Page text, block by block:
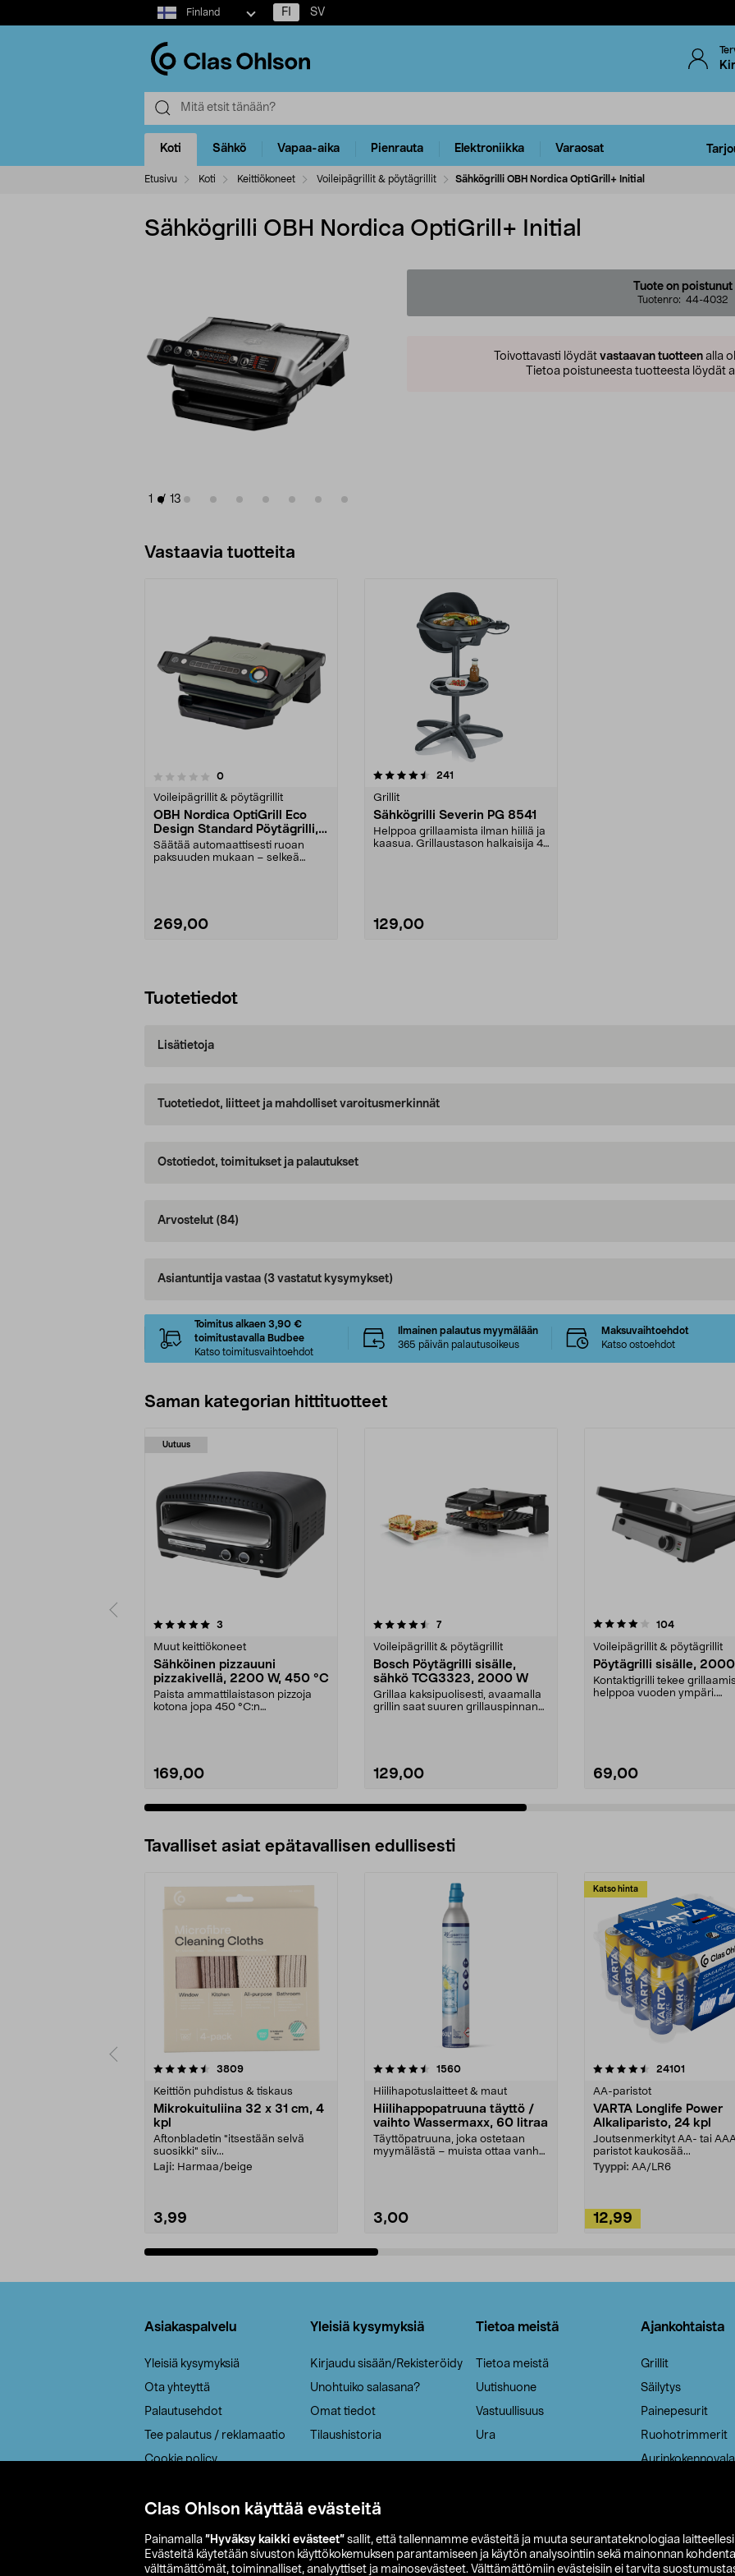
Clas Ohlson käyttää evästeitä
Painamalla ”Hyväksy kaikki evästeet” sallit, että tallennamme evästeitä ja muuta seurantateknologiaa laitteellesi
Evästeitä käytetään sivuston käyttökokemuksen parantamiseen ja käytön analysointiin sekä mainonnan
välttämättömät, toiminnalliset, analyyttiset ja mainosevästeet. Välttämättömiin evästeisiin ei tarvita
Select
market
Finland FI SV
Koti Sähkö Vapaa-aika Pienrauta Elektroniikka Varaosat
Etusivu Koti Keittiökoneet Voileipägrillit & pöytägrillit Sähkögrilli OBH Nordica OptiGrill+ Initial
Sähkögrilli OBH Nordica OptiGrill+ Initial
1 / 13
Tuote on poistunut
Tuotenro: 44-4032
Toivottavasti löydät vastaavan tuotteen alla
Tietoa poistuneesta tuotteesta löydät
Vastaavia tuotteita
0arvostelut
Voileipägrillit & pöytägrillit
OBH Nordica OptiGrill Eco
Design Standard Pöytägrilli,
GO71ELN0
Säätää automaattisesti ruoan
paksuuden mukaan – selkeä
269,00
4.5viidestä
241
Grillit
Sähkögrilli Severin PG 8541
Helppoa grillaamista ilman hiiliä ja
kaasua. Grillaustason halkaisija 41
129,00
Tuotetiedot
Lisätietoja
Tuotetiedot, liitteet ja mahdolliset varoitusmerkinnät
Ostotiedot, toimitukset ja palautukset
Arvostelut (84)
Asiantuntija vastaa (3 vastatut kysymykset)
Toimitus alkaen 3,90 €
toimitustavalla Budbee
Katso toimitusvaihtoehdot
Ilmainen palautus myymälään
365 päivän palautusoikeus
Maksuvaihtoehdot
Katso ostoehdot
Saman kategorian hittituotteet
Uutuus
3
Muut keittiökoneet
Sähköinen pizzauuni
pizzakivellä, 2200 W, 450 °C
Paista ammattilaistason pizzoja
kotona jopa 450 °C:n
169,00
4.5 viidestä
7arvostelut
Voileipägrillit & pöytägrillit
Bosch Pöytägrilli sisälle,
sähkö TCG3323, 2000 W
Grillaa kaksipuolisesti, avaamalla
grillin saat suuren grillauspinnan
129,00
4.0 viidestä
104arvostelut
Voileipägrillit & pöytägrillit
Pöytägrilli sisälle,
Kontaktigrilli tekee
helppoa vuoden ympäri.
69,00
4.0 viidestä
Tavalliset asiat epätavallisen edullisesti
3809arvostelut
Keittiön puhdistus & tiskaus
Mikrokuituliina 32 x 31 cm, 4
kpl
Aftonbladetin "itsestään selvä
suosikki" siiv...
Laji: Harmaa/beige
3,99
4.5viidestä
1560arvostelut
Hiilihapotuslaitteet & maut
Hiilihappopatruuna täyttö /
vaihto Wassermaxx, 60 litraa
Täyttöpatruuna, joka ostetaan
myymälästä – muista ottaa vanha
3,00
Katso hinta
4.5viidestä
24101
AA-paristot
VARTA Longlife Power
Alkaliparisto, 24 kpl
Joutsenmerkityt AA- tai
paristot kaukosää...
Tyyppi: AA/LR6
12,99
4.5viidestä
Asiakaspalvelu
Yleisiä kysymyksiä
Ota yhteyttä
Palautusehdot
Tee palautus / reklamaatio
Cookie policy
Saavutettavuus
Yleisiä kysymyksiä
Kirjaudu sisään/Rekisteröidy
Unohtuiko salasana?
Omat tiedot
Tilaushistoria
Tietoa meistä
Tietoa meistä
Uutishuone
Vastuullisuus
Ura
Ajankohtaista
Grillit
Säilytys
Painepesurit
Ruohotrimmerit